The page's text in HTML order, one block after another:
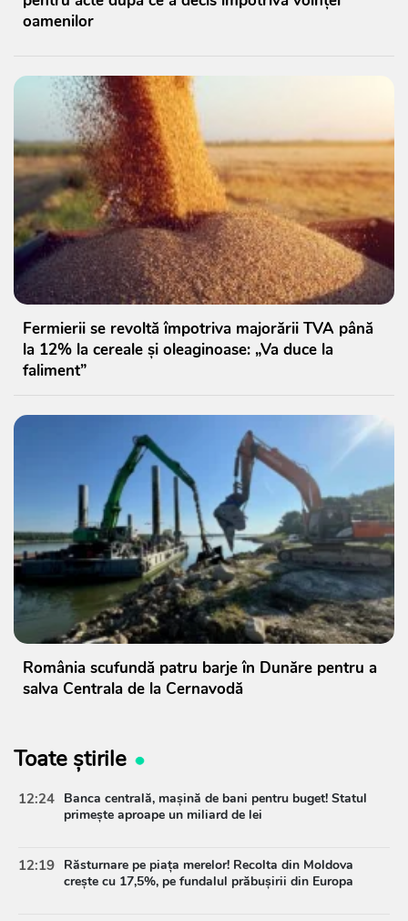
oamenilor
Fermierii se revoltă împotriva majorării TVA până
la 12% la cereale și oleaginoase: „Va duce la
faliment”
România scufundă patru barje în Dunăre pentru a
salva Centrala de la Cernavodă
Toate știrile
12:24 Banca centrală, mașină de bani pentru buget! Statul
primește aproape un miliard de lei
12:19 Răsturnare pe piața merelor! Recolta din Moldova
crește cu 17,5%, pe fundalul prăbușirii din Europa